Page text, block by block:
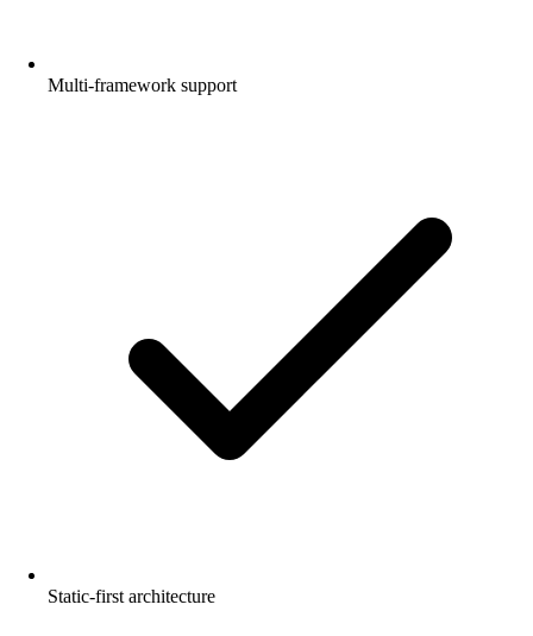
Multi-framework support
Static-first architecture